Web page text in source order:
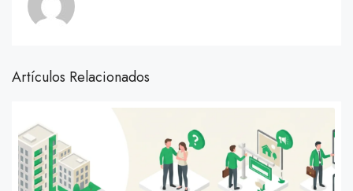
Artículos Relacionados